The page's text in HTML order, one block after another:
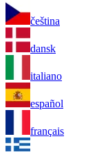
čeština
dansk
italiano
español
français